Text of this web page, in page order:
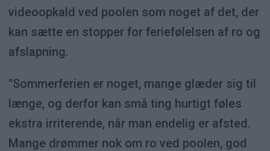
videoopkald ved poolen som noget af det, der
kan sætte en stopper for feriefølelsen af ro og
afslapning.
"Sommerferien er noget, mange glæder sig til
længe, og derfor kan små ting hurtigt føles
ekstra irriterende, når man endelig er afsted.
Mange drømmer nok om ro ved poolen, god